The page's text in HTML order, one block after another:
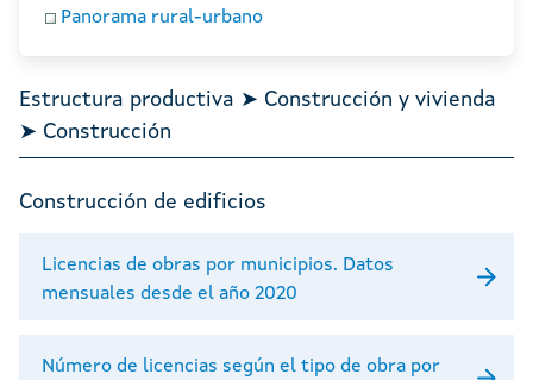
Panorama rural-urbano
Estructura productiva ➤ Construcción y vivienda
➤ Construcción
Construcción de edificios
Licencias de obras por municipios. Datos
mensuales desde el año 2020
Número de licencias según el tipo de obra por